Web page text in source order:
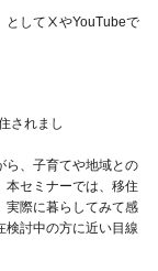
としてⅩやYouTubeで
れまし
ら、子育てや地域との
ナーでは、移住
実際に暮らしてみて感
検討中の方に近い目線